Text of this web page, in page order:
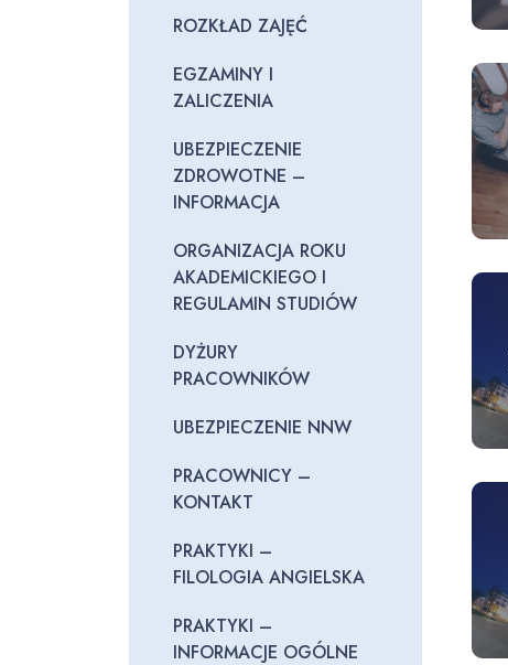
ROZKŁAD ZAJĘĆ
EGZAMINY I
ZALICZENIA
UBEZPIECZENIE
ZDROWOTNE –
INFORMACJA
ORGANIZACJA ROKU
AKADEMICKIEGO I
REGULAMIN STUDIÓW
DYŻURY
PRACOWNIKÓW
UBEZPIECZENIE NNW
PRACOWNICY –
KONTAKT
PRAKTYKI –
FILOLOGIA ANGIELSKA
PRAKTYKI –
INFORMACJE OGÓLNE